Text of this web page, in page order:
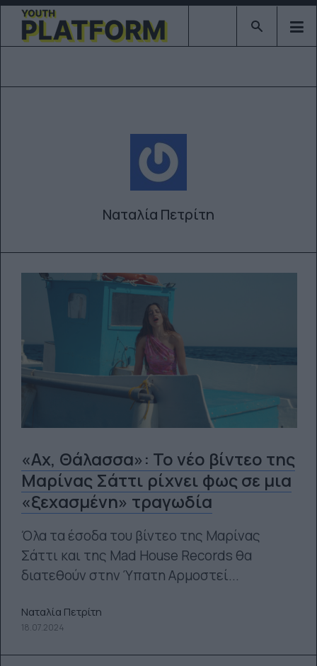
Type 2 or
Ναταλία Πετρίτη
«Αχ, Θάλασσα»: Το νέο βίντεο της
Μαρίνας Σάττι ρίχνει φως σε μια
«ξεχασμένη» τραγωδία
Όλα τα έσοδα του βίντεο της Μαρίνας
Σάττι και της Mad House Records θα
διατεθούν στην Ύπατη Αρμοστεί...
Ναταλία Πετρίτη
18.07.2024